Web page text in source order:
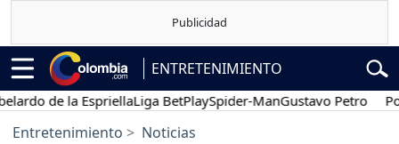
ENTRETENIMIENTO
de la EspriellaLiga BetPlaySpider-ManGustavo Petro
Entretenimiento Noticias